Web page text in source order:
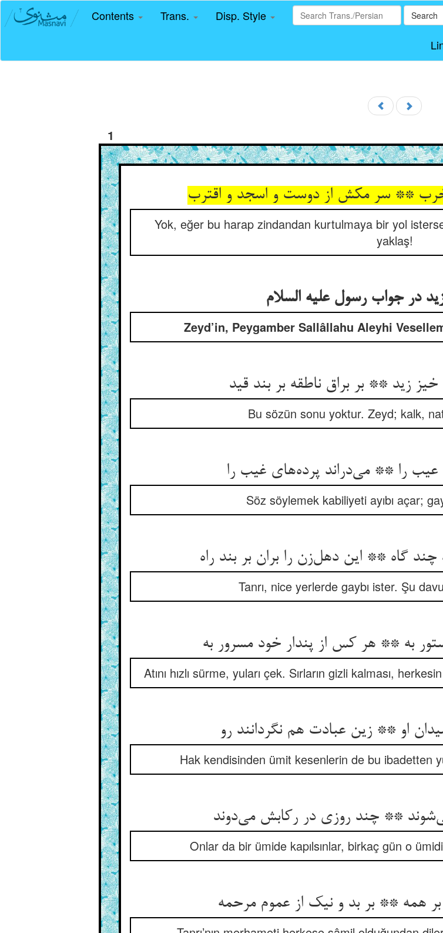
Contents Trans. Disp. Style Search
1
Yok, eğer bu harap zindandan kurtulmaya bir yol
yaklaş!
Zeyd’in, Peygamber Sallâllahu Aleyhi
زید ** بر براق ناطقه بر بند قید
Bu sözün sonu yoktur. Zeyd; kalk,
را ** می‌‌دراند پرده‌‌های غیب را
Söz söylemek kabiliyeti ayıbı açar;
Tanrı, nice yerlerde gaybı ister. Şu
Atını hızlı sürme, yuları çek. Sırların gizli kalması,
او ** زین عبادت هم نگردانند رو
Hak kendisinden ümit kesenlerin de bu ibadetten
** چند روزی در رکابش می‌‌دوند
Onlar da bir ümide kapılsınlar, birkaç gün o